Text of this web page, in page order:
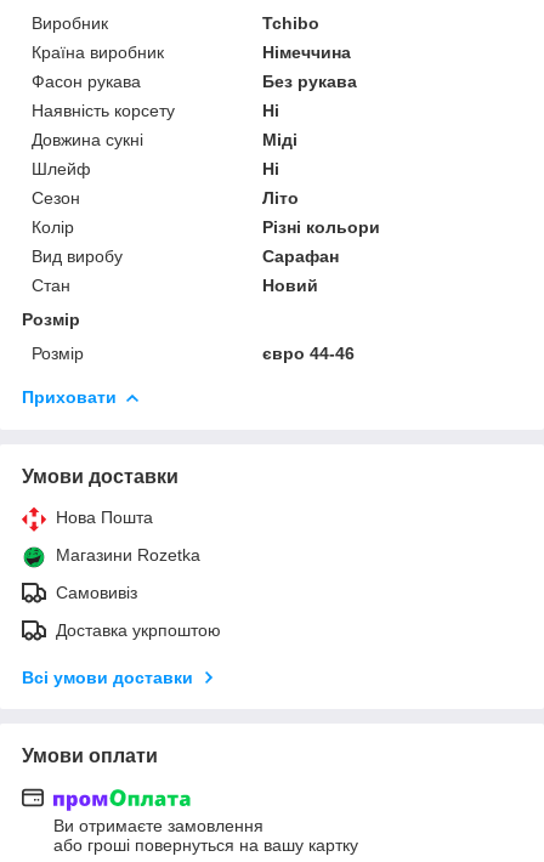
Виробник
Tchibo
Країна виробник
Німеччина
Фасон рукава
Без рукава
Наявність корсету
Ні
Довжина сукні
Міді
Шлейф
Ні
Сезон
Літо
Колір
Різні кольори
Вид виробу
Сарафан
Стан
Новий
Розмір
Розмір
євро 44-46
Приховати
Умови доставки
Нова Пошта
Магазини Rozetka
Самовивіз
Доставка укрпоштою
Всі умови доставки
Умови оплати
Ви отримаєте замовлення
або гроші повернуться на вашу картку